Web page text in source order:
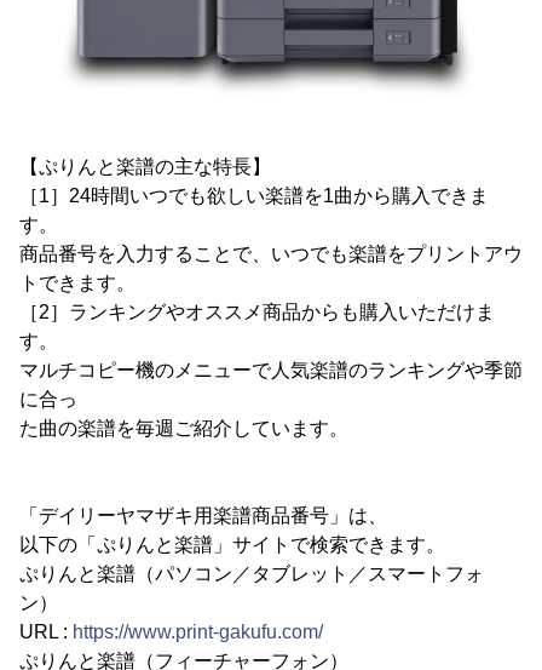
【ぷりんと楽譜の主な特長】
［1］24時間いつでも欲しい楽譜を1曲から購入できま
す。
商品番号を入力することで、いつでも楽譜をプリントアウ
トできます。
［2］ランキングやオススメ商品からも購入いただけま
す。
マルチコピー機のメニューで人気楽譜のランキングや季節
に合っ
た曲の楽譜を毎週ご紹介しています。
「デイリーヤマザキ用楽譜商品番号」は、
以下の「ぷりんと楽譜」サイトで検索できます。
ぷりんと楽譜（パソコン／タブレット／スマートフォ
ン）
URL : https://www.print-gakufu.com/
ぷりんと楽譜（フィーチャーフォン）